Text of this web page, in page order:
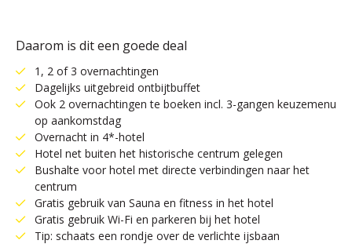
Daarom is dit een goede deal
1, 2 of 3 overnachtingen
Dagelijks uitgebreid ontbijtbuffet
Ook 2 overnachtingen te boeken incl. 3-gangen keuzemenu
op aankomstdag
Overnacht in 4*-hotel
Hotel net buiten het historische centrum gelegen
Bushalte voor hotel met directe verbindingen naar het
centrum
Gratis gebruik van Sauna en fitness in het hotel
Gratis gebruik Wi-Fi en parkeren bij het hotel
Tip: schaats een rondje over de verlichte ijsbaan